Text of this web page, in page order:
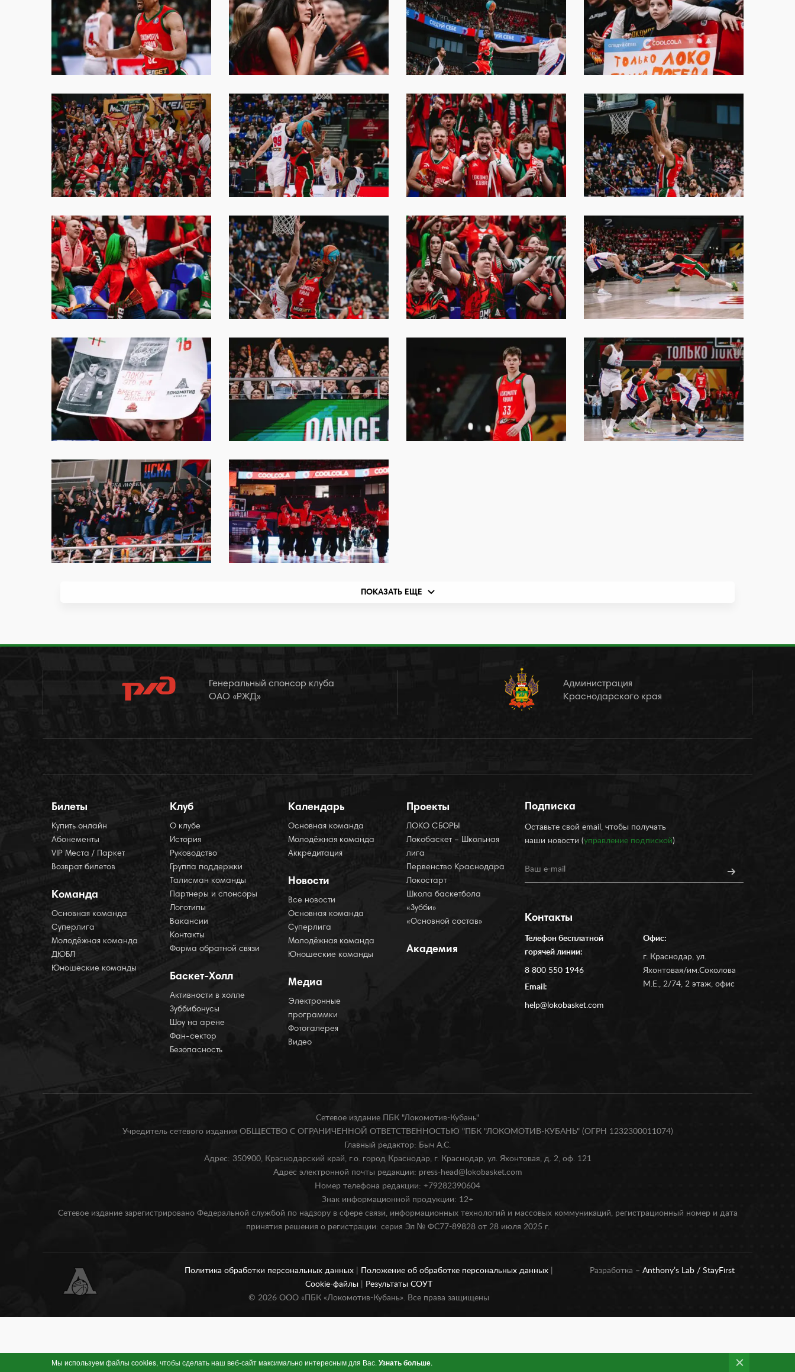
ПОКАЗАТЬ ЕЩЕ
Мы используем файлы cookies, чтобы сделать наш веб-сайт максимально интересным для Вас. Узнать больше.
Генеральный спонсор клуба
ОАО «РЖД»
Администрация
Краснодарского края
Билеты
Купить онлайн
Абонементы
VIP Места / Паркет
Возврат билетов
Команда
Основная команда
Суперлига
Молодёжная команда
ДЮБЛ
Юношеские команды
Клуб
О клубе
История
Руководство
Группа поддержки
Талисман команды
Партнеры и спонсоры
Логотипы
Вакансии
Контакты
Форма обратной связи
Баскет-Холл
Активности в холле
Зуббибонусы
Шоу на арене
Фан-сектор
Безопасность
Календарь
Основная команда
Молодёжная команда
Аккредитация
Новости
Все новости
Основная команда
Суперлига
Молодёжная команда
Юношеские команды
Медиа
Электронные
программки
Фотогалерея
Видео
Проекты
ЛОКО СБОРЫ
Локобаскет – Школьная
лига
Первенство Краснодара
Локостарт
Школа баскетбола
«Зубби»
«Основной состав»
Академия
Подписка
Оставьте свой email, чтобы получать
наши новости (управление подпиской)
Контакты
Телефон бесплатной
горячей линии:
8 800 550 1946
Email:
help@lokobasket.com
Офис:
г. Краснодар, ул.
Яхонтовая/им.Соколова
М.Е., 2/74, 2 этаж, офис
Сетевое издание ПБК "Локомотив-Кубань"
Учредитель сетевого издания ОБЩЕСТВО С ОГРАНИЧЕННОЙ ОТВЕТСТВЕННОСТЬЮ "ПБК "ЛОКОМОТИВ-КУБАНЬ" (ОГРН 1232300011074)
Главный редактор: Быч А.С.
Адрес: 350900, Краснодарский край, г.о. город Краснодар, г. Краснодар, ул. Яхонтовая, д. 2, оф. 121
Адрес электронной почты редакции: press-head@lokobasket.com
Номер телефона редакции: +79282390604
Знак информационной продукции: 12+
Сетевое издание зарегистрировано Федеральной службой по надзору в сфере связи, информационных технологий и массовых коммуникаций, регистрационный номер и дата
принятия решения о регистрации: серия Эл № ФС77-89828 от 28 июля 2025 г.
Политика обработки персональных данных Положение об обработке персональных данных
Cookie-файлы
Результаты СОУТ
© 2026ООО «ПБК «Локомотив-Кубань». Все права защищены
Разработка – Anthony’s Lab / StayFirst